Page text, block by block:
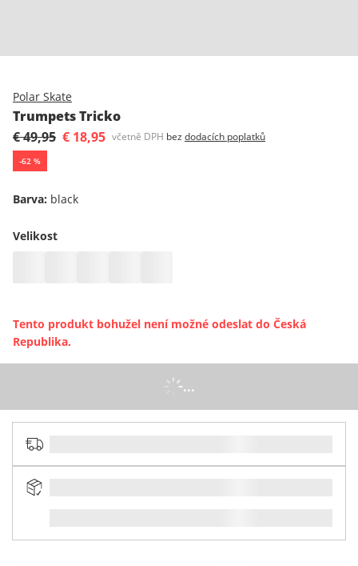
Polar Skate
Trumpets Tricko
€ 49,95 € 18,95 včetně DPH bez dodacích poplatků
-62 %
Barva: black
Velikost
Tento produkt bohužel není možné odeslat do Česká
Republika.
...